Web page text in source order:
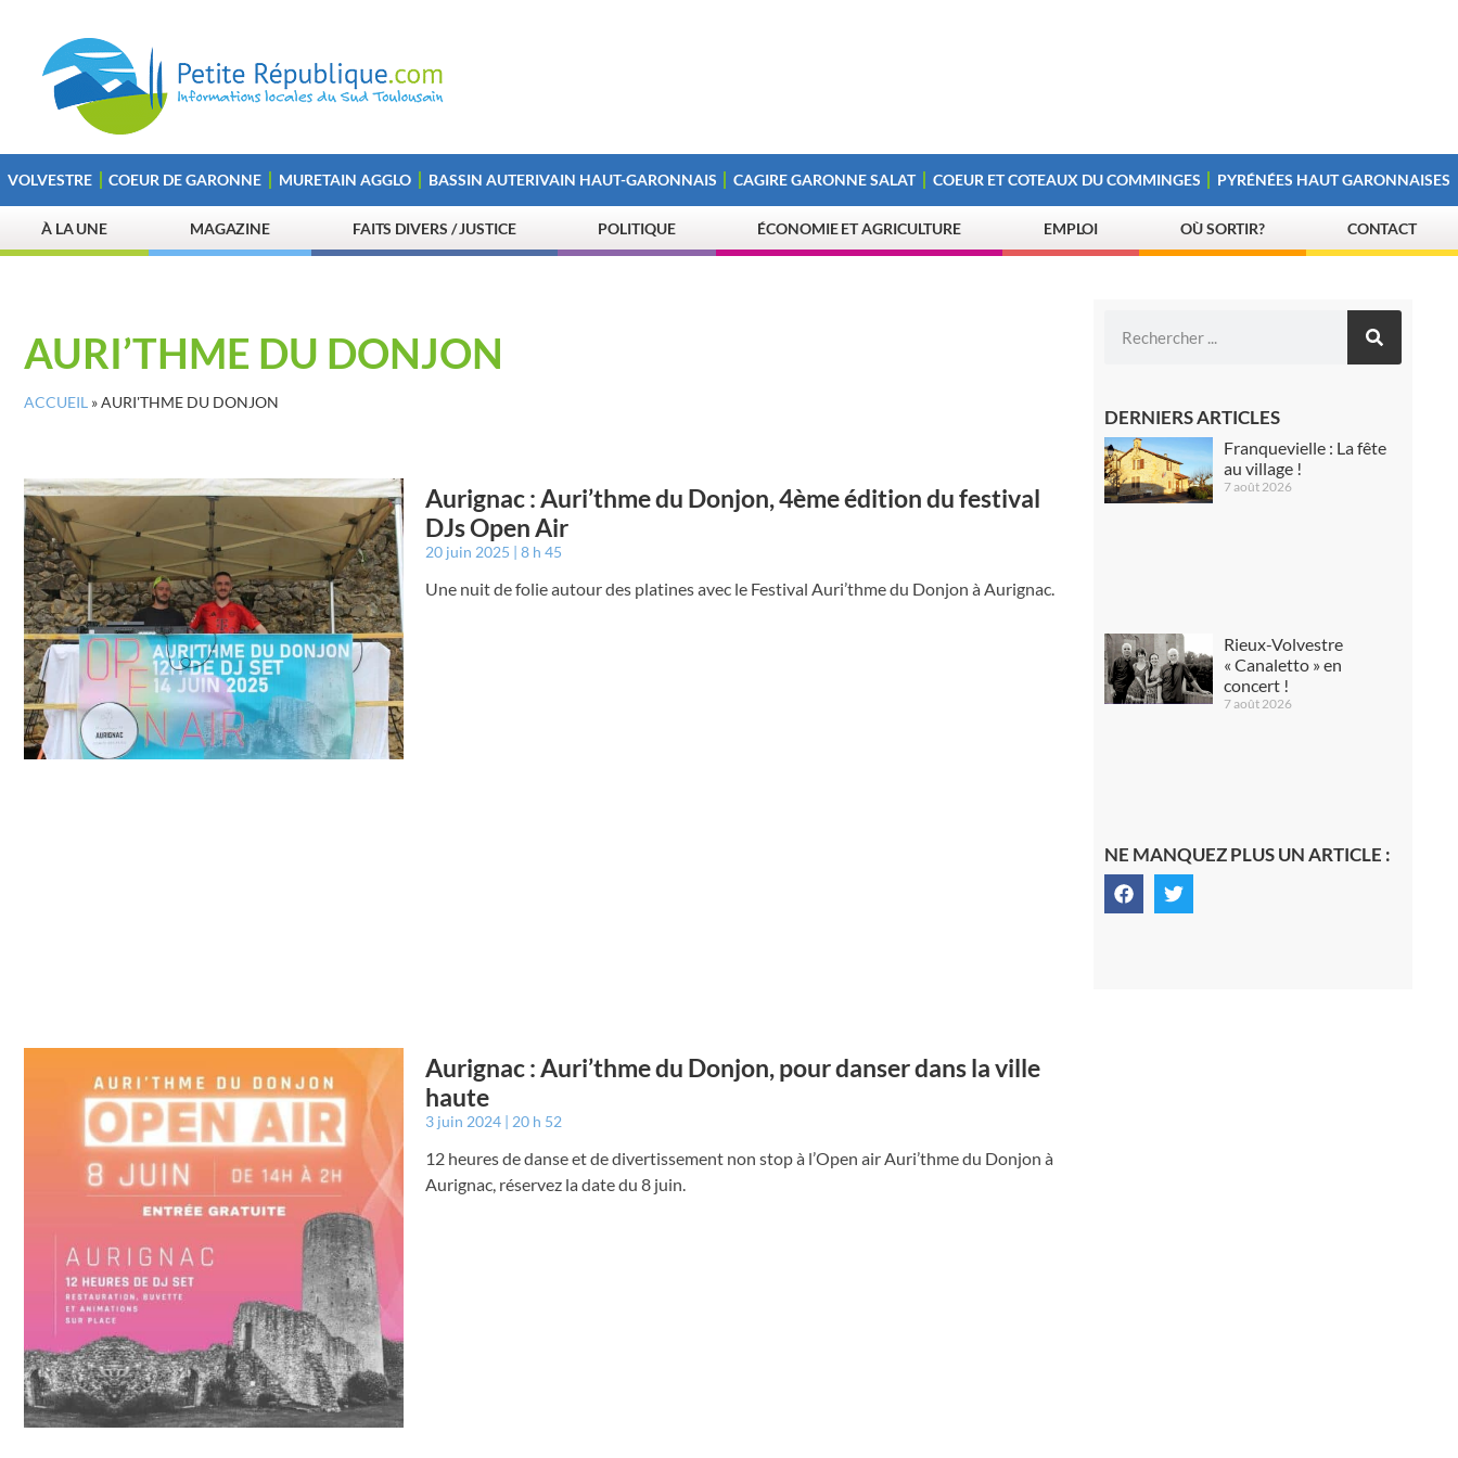
VOLVESTRE COEUR DE GARONNE MURETAIN AGGLO BASSIN AUTERIVAIN HAUT-GARONNAIS CAGIRE GARONNE SALAT COEUR ET COTEAUX DU COMMINGES PYRÉNÉES HAUT GARONNAISES
À LA UNE MAGAZINE FAITS DIVERS / JUSTICE POLITIQUE ÉCONOMIE ET AGRICULTURE EMPLOI OÙ SORTIR? CONTACT
AURI’THME DU DONJON
ACCUEIL »AURI'THME DU DONJON
Aurignac : Auri’thme du Donjon, 4ème édition du festival
DJs Open Air
20 juin 2025 8 h 45
Une nuit de folie autour des platines avec le Festival Auri’thme du Donjon à Aurignac.
Aurignac : Auri’thme du Donjon, pour danser dans la ville
haute
3 juin 2024 20 h 52
12 heures de danse et de divertissement non stop à l’Open air Auri’thme du Donjon à
Aurignac, réservez la date du 8 juin.
DERNIERS ARTICLES
Franquevielle : La fête
au village !
7 août 2026
Rieux-Volvestre
« Canaletto » en
concert !
7 août 2026
NE MANQUEZ PLUS UN ARTICLE :